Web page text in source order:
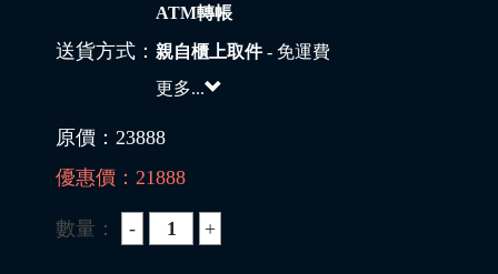
ATM轉帳
送貨方式： 親自櫃上取件- 免運費
更多...
原價： 23888
優惠價： 21888
數量：